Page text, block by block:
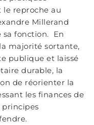
reproche au
Millerand
sa fonction. En
majorité sortante,
publique et laissé
durable, la
de réorienter la
les finances de
principes